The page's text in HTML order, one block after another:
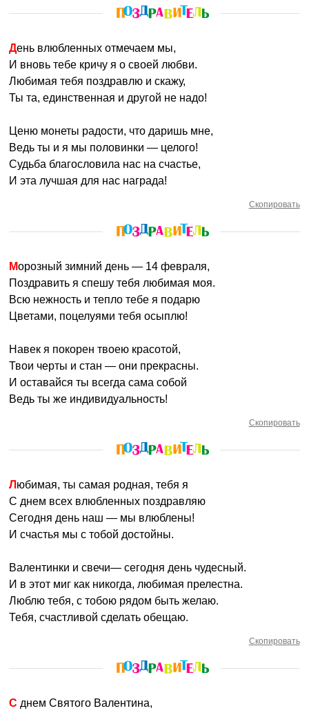
День влюбленных отмечаем мы,
И вновь тебе кричу я о своей любви.
Любимая тебя поздравлю и скажу,
Ты та, единственная и другой не надо!
Ценю монеты радости, что даришь мне,
Ведь ты и я мы половинки — целого!
Судьба благословила нас на счастье,
И эта лучшая для нас награда!
Скопировать
Морозный зимний день — 14 февраля,
Поздравить я спешу тебя любимая моя.
Всю нежность и тепло тебе я подарю
Цветами, поцелуями тебя осыплю!
Навек я покорен твоею красотой,
Твои черты и стан — они прекрасны.
И оставайся ты всегда сама собой
Ведь ты же индивидуальность!
Скопировать
Любимая, ты самая родная, тебя я
С днем всех влюбленных поздравляю
Сегодня день наш — мы влюблены!
И счастья мы с тобой достойны.
Валентинки и свечи— сегодня день чудесный.
И в этот миг как никогда, любимая прелестна.
Люблю тебя, с тобою рядом быть желаю.
Тебя, счастливой сделать обещаю.
Скопировать
С днем Святого Валентина,